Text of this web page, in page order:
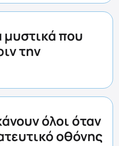
μυστικά που
την
όλοι όταν
οθόνης